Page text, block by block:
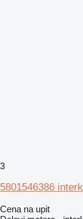
3
5801546386
Cena na upit